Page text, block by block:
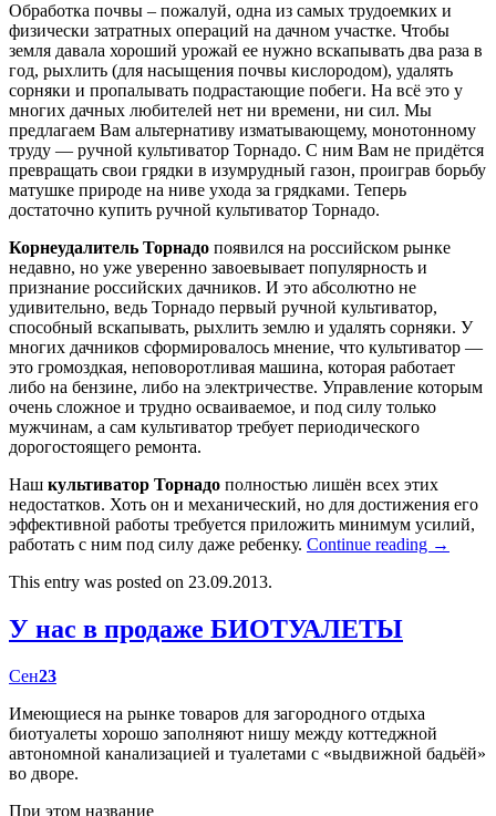
Обработка почвы – пожалуй, одна из самых трудоемких и
физически затратных операций на дачном участке. Чтобы
земля давала хороший урожай ее нужно вскапывать два раза в
год, рыхлить (для насыщения почвы кислородом), удалять
сорняки и пропалывать подрастающие побеги. На всё это у
многих дачных любителей нет ни времени, ни сил. Мы
предлагаем Вам альтернативу изматывающему, монотонному
труду — ручной культиватор Торнадо. С ним Вам не придётся
превращать свои грядки в изумрудный газон, проиграв борьбу
матушке природе на ниве ухода за грядками. Теперь
достаточно купить ручной культиватор Торнадо.
Корнеудалитель Торнадо появился на российском рынке
недавно, но уже уверенно завоевывает популярность и
признание российских дачников. И это абсолютно не
удивительно, ведь Торнадо первый ручной культиватор,
способный вскапывать, рыхлить землю и удалять сорняки. У
многих дачников сформировалось мнение, что культиватор —
это громоздкая, неповоротливая машина, которая работает
либо на бензине, либо на электричестве. Управление которым
очень сложное и трудно осваиваемое, и под силу только
мужчинам, а сам культиватор требует периодического
дорогостоящего ремонта.
Наш культиватор Торнадо полностью лишён всех этих
недостатков. Хоть он и механический, но для достижения его
эффективной работы требуется приложить минимум усилий,
работать с ним под силу даже ребенку. Continue reading →
This entry was posted on 23.09.2013.
У нас в продаже БИОТУАЛЕТЫ
Сен23
Имеющиеся на рынке товаров для загородного отдыха
биотуалеты хорошо заполняют нишу между коттеджной
автономной канализацией и туалетами с «выдвижной бадьёй»
во дворе.
При этом название